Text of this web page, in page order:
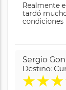
Realmente
tardó
condiciones
Sergio
Destino:
★★★